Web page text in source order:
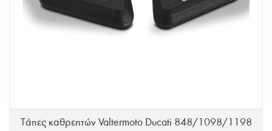
Τάπες καθρεπτών Valtermoto Ducati 848/1098/1198